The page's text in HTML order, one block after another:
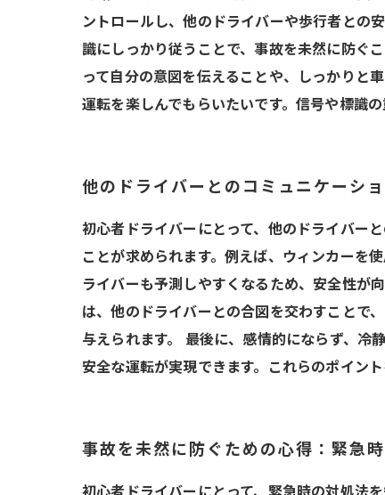
ントロールし、他のドライバーや歩行者との
識にしっかり従うことで、事故を未然に防ぐ
って自分の意図を伝えることや、しっかりと
運転を楽しんでもらいたいです。信号や標識
他のドライバーとのコミュニケーシ
初心者ドライバーにとって、他のドライバー
ことが求められます。例えば、ウィンカーを
ライバーも予測しやすくなるため、安全性が
は、他のドライバーとの合図を交わすことで
与えられます。 最後に、感情的にならず、冷
安全な運転が実現できます。これらのポイン
事故を未然に防ぐための心得：緊急